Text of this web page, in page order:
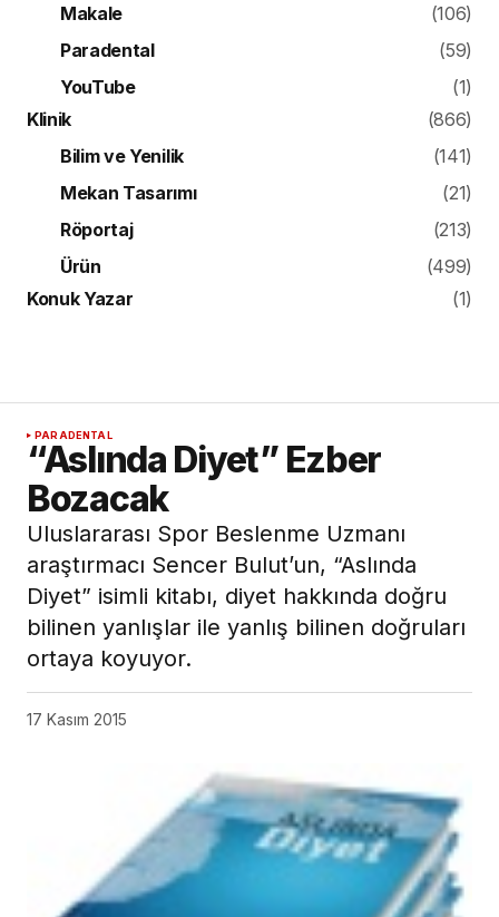
Makale
(106)
Paradental
(59)
YouTube
(1)
Klinik
(866)
Bilim ve Yenilik
(141)
Mekan Tasarımı
(21)
Röportaj
(213)
Ürün
(499)
Konuk Yazar
(1)
PARADENTAL
“Aslında Diyet” Ezber
Bozacak
Uluslararası Spor Beslenme Uzmanı
araştırmacı Sencer Bulut’un, “Aslında
Diyet” isimli kitabı, diyet hakkında doğru
bilinen yanlışlar ile yanlış bilinen doğruları
ortaya koyuyor.
17 Kasım 2015